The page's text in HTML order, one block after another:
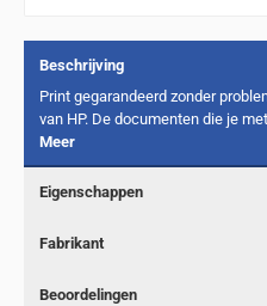
Beschrijving
Print gegarandeerd zonder
van HP. De documenten die je
Meer
Eigenschappen
Fabrikant
Beoordelingen